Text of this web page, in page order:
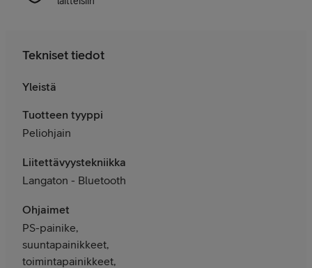
Tekniset tiedot
Yleistä
Tuotteen tyyppi
Peliohjain
Liitettävyystekniikka
Langaton - Bluetooth
Ohjaimet
PS-painike,
suuntapainikkeet,
toimintapainikkeet,